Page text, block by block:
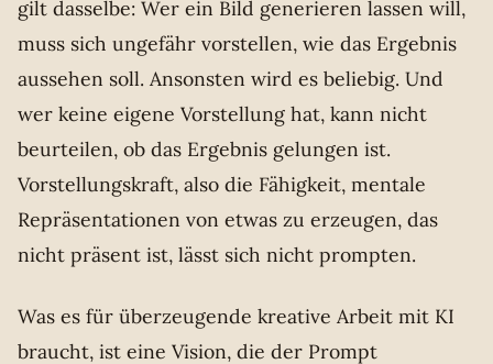
gilt dasselbe: Wer ein Bild generieren lassen will,
muss sich ungefähr vorstellen, wie das Ergebnis
aussehen soll. Ansonsten wird es beliebig. Und
wer keine eigene Vorstellung hat, kann nicht
beurteilen, ob das Ergebnis gelungen ist.
Vorstellungskraft, also die Fähigkeit, mentale
Repräsentationen von etwas zu erzeugen, das
nicht präsent ist, lässt sich nicht prompten.
Was es für überzeugende kreative Arbeit mit KI
braucht, ist eine Vision, die der Prompt